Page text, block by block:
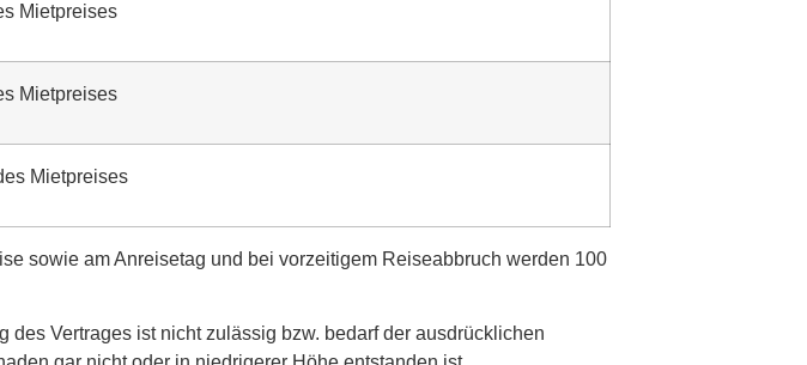
Mietpreises
Mietpreises
Mietpreises
sowie am Anreisetag und bei vorzeitigem Reiseabbruch werden 100
des Vertrages ist nicht zulässig bzw. bedarf der ausdrücklichen